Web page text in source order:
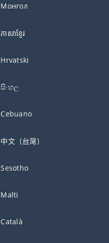
Монгол
ភាសាខ្មែរ
Hrvatski
සිංහල
Cebuano
中文（台灣）
Sesotho
Malti
Català